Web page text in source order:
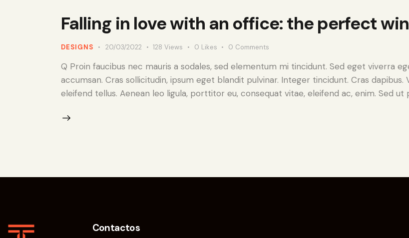
Falling in love with an office: the perfect
DESIGNS 20/03/2022 128 Views 0 Likes 0 Comments
Q Proin faucibus nec mauris a sodales, sed elementum mi tincidunt. Sed eget viverra
accumsan. Cras sollicitudin, ipsum eget blandit pulvinar. Integer tincidunt. Cras
eleifend tellus. Aenean leo ligula, porttitor eu, consequat vitae, eleifend ac, enim. Sed ut
Contactos